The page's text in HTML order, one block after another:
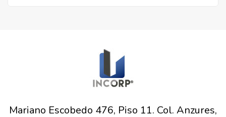
Mariano Escobedo 476, Piso 11. Col. Anzures,